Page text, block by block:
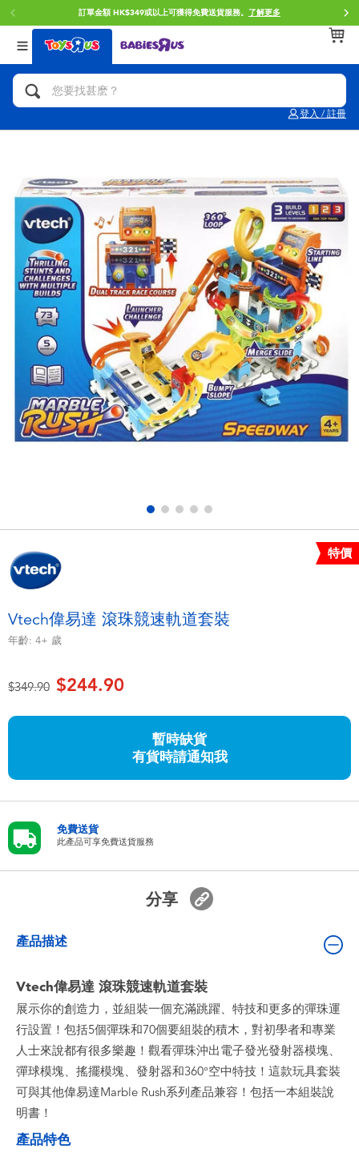
訂單金額 HK$349或以上可獲得免費送貨服務。 了解更多
登入 / 註冊
返回
分類目錄
人氣英雄,角色扮演,射擊玩具
拼砌組合及樂高LEGO
玩具車,貨車,火車及遙控系列
手工藝,文具,蠟筆,泥膠,畫板
娃娃, 芭比,收藏公仔
電子玩具
遊戲及拼圖系列
毛毛公仔玩具
夏日用品
電池
盲盒
返回
品牌
Brunch Brother 早午餐兄弟
Spider-Man蜘蛛俠
Mini Brands
Play-Doh培樂多
Pokemon寶可夢
playpop
LEGO樂高
返回
年齢
0~2歳
5~7歳
8~11歳
12~14歳
14歳以上
特價
Vtech偉易達 滾珠競速軌道套裝
年齡: 4+ 歲
價格從
$349.90至$244.90
暫時缺貨
有貨時請通知我
免費送貨
此產品可享免費送貨服務
分享
產品描述
Vtech偉易達 滾珠競速軌道套裝
展示你的創造力，並組裝一個充滿跳躍、特技和更多的彈珠運
行設置！包括5個彈珠和70個要組裝的積木，對初學者和專業
人士來說都有很多樂趣！觀看彈珠沖出電子發光發射器模塊、
彈球模塊、搖擺模塊、發射器和360°空中特技！這款玩具套裝
可與其他偉易達Marble Rush系列產品兼容！包括一本組裝說
明書！
產品特色